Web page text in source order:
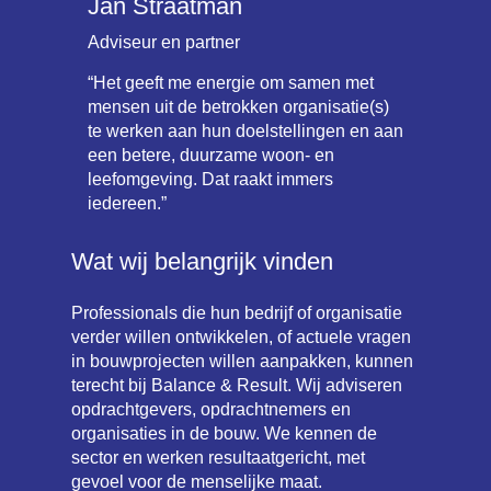
Jan Straatman
Adviseur en partner
“Het geeft me energie om samen met
mensen uit de betrokken organisatie(s)
te werken aan hun doelstellingen en aan
een betere, duurzame woon- en
leefomgeving. Dat raakt immers
iedereen.”
Wat wij belangrijk vinden
Professionals die hun bedrijf of organisatie
verder willen ontwikkelen, of actuele vragen
in bouwprojecten willen aanpakken, kunnen
terecht bij Balance & Result. Wij adviseren
opdrachtgevers, opdrachtnemers en
organisaties in de bouw. We kennen de
sector en werken resultaatgericht, met
gevoel voor de menselijke maat.